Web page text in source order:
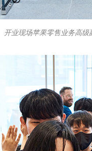
开业现场苹果零售业务高